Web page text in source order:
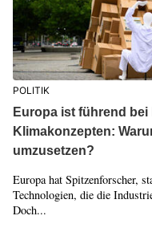
POLITIK
Europa ist führend bei
Klimakonzepten:
umzusetzen?
Europa hat Spitzenforscher,
Technologien, die die
Doch...